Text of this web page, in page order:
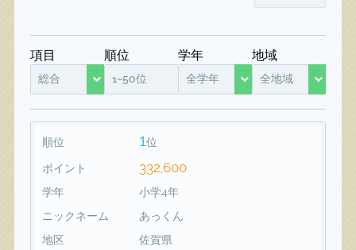
項目
総合
順位
1~50位
学年
全学年
地域
全地域
順位 1位
ポイント 332,600
学年
小学4年
ニックネーム
あっくん
地区
佐賀県